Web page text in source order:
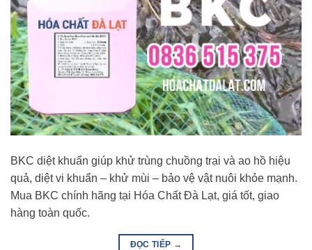
BKC diệt khuẩn giúp khử trùng chuồng trại và ao hồ hiệu
quả, diệt vi khuẩn – khử mùi – bảo vệ vật nuôi khỏe mạnh.
Mua BKC chính hãng tại Hóa Chất Đà Lạt, giá tốt, giao
hàng toàn quốc.
ĐỌC TIẾP →